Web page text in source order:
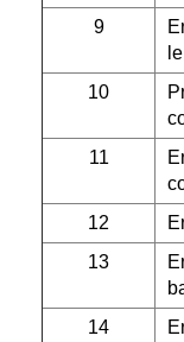
9
10
11
12
13
14